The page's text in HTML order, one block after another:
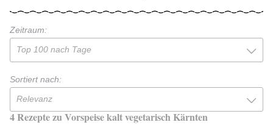
Zeitraum:
Top 100 nach Tage
Sortiert nach:
Relevanz
4 Rezepte zu Vorspeise kalt vegetarisch Kärnten